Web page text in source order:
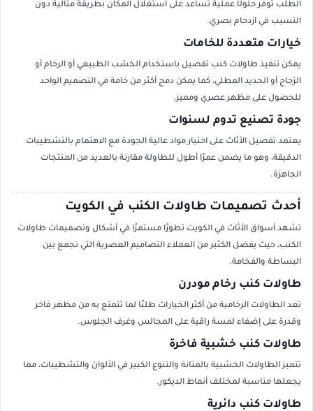
الطلب توفر حلولًا عملية تساعد على استغلال المكان بطريقة مثالية دون
التسبب في ازدحام بصري.
خيارات متعددة للخامات
يمكن تنفيذ طاولات كنب تفصيل باستخدام الخشب الطبيعي أو الرخام أو
الزجاج أو الحديد المطلي، كما يمكن دمج أكثر من خامة في التصميم الواحد
للحصول على مظهر عصري ومميز.
جودة تصنيع تدوم لسنوات
يعتمد تفصيل الأثاث على اختيار مواد عالية الجودة مع الاهتمام بالتشطيبات
الدقيقة، وهو ما يضمن عمرًا أطول للطاولة مقارنة بالعديد من المنتجات
الجاهزة.
أحدث تصميمات طاولات الكنب في الكويت
تشهد أسواق الأثاث في الكويت تطورًا مستمرًا في أشكال وتصميمات طاولات
الكنب، حيث يفضل الكثير من العملاء التصاميم العصرية التي تجمع بين
البساطة والفخامة.
طاولات كنب رخام مودرن
تعد الطاولات الرخامية من أكثر الخيارات طلبًا لما تتمتع به من مظهر فاخر
وقدرة على إضفاء لمسة راقية على المجالس وغرف الجلوس.
طاولات كنب خشبية فاخرة
تتميز الطاولات الخشبية بالمتانة والتنوع الكبير في الألوان والتشطيبات، مما
يجعلها مناسبة لمختلف أنماط الديكور.
طاولات كنب دائرية